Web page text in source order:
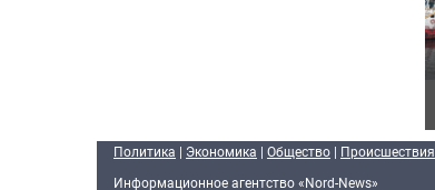
Политика | Экономика | Общество | Происшествия
Информационное агентство «Nord-News»